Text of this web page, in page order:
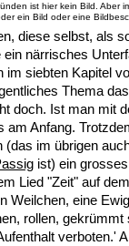
ist hier kein Bild. Aber
ein Bild oder eine
diese selbst, als
närrisches
im siebten Kapitel
Thema
doch. Ist man mit
am Anfang.
(das im übrigen
ist) ein
Lied "Zeit" auf
Weilchen, eine
rollen,
verboten.'